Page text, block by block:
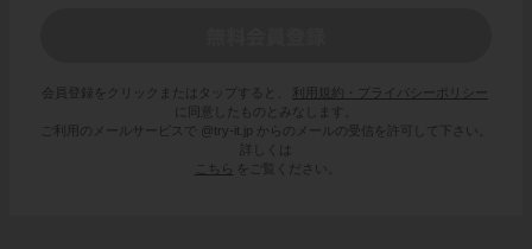
会員登録をクリックまたはタップすると、
利用規約・プライバシーポリシー
に同意したものとみなします。
ご利用のメールサービスで @try-it.jp からのメールの受信を許可して下さい。
詳しくは
こちら
をご覧ください。